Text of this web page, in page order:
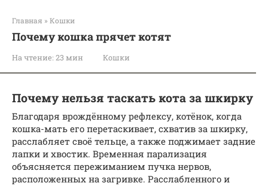
Главная » Кошки
Почему кошка прячет котят
На чтение: 23 мин Кошки
Почему нельзя таскать кота за шкирку
Благодаря врождённому рефлексу, котёнок, когда
кошка-мать его перетаскивает, схватив за шкирку,
расслабляет своё тельце, а также поджимает задние
лапки и хвостик. Временная парализация
объясняется пережиманием пучка нервов,
расположенных на загривке. Расслабленного и